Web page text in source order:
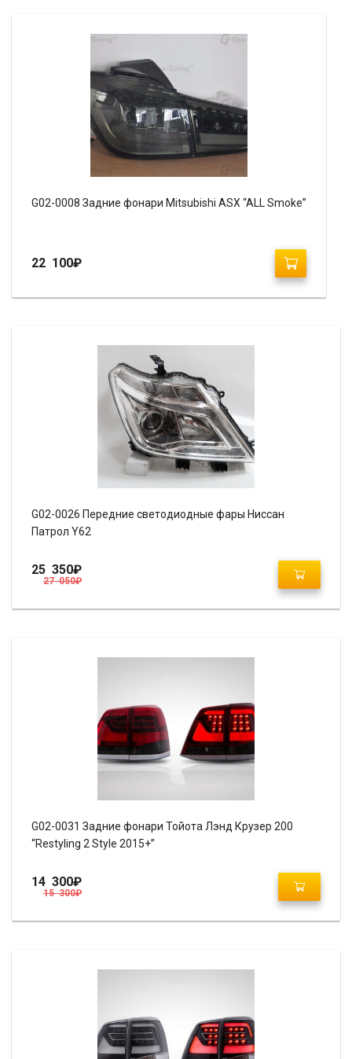
G02-0008 Задние фонари Mitsubishi ASX “ALL Smoke”
22 100₽
G02-0026 Передние светодиодные фары Ниссан
Патрол Y62
27 050₽
25 350₽
G02-0031 Задние фонари Тойота Лэнд Крузер 200
“Restyling 2 Style 2015+”
15 300₽
14 300₽